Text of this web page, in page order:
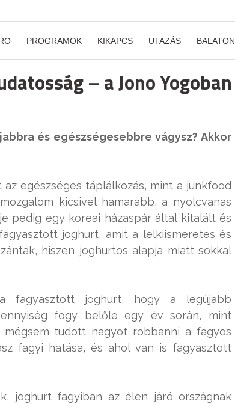
PROGRAMOK KIKAPCS UTAZÁS BALATON
– a Jono Yogoban
és egészségesebbre vágysz? Akkor
egészséges táplálkozás, mint a junkfood
kicsivel hamarabb, a nyolcvanas
pedig egy koreai házaspár által kitalált és
joghurt, amit a lelkiismeretes és
hiszen joghurtos alapja miatt sokkal
fagyasztott joghurt, hogy a legújabb
fogy belőle egy év során, mint
mégsem tudott nagyot robbanni a fagyos
fagyi hatása, és ahol van is fagyasztott
joghurt fagyiban az élen járó országnak